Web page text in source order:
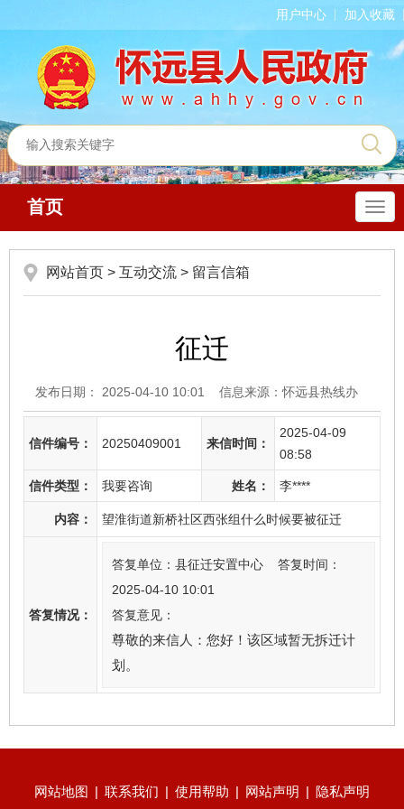
用户中心 加入收藏
导
航
首页
网站首页 > 互动交流 > 留言信箱
征迁
发布日期： 2025-04-10 10:01 信息来源：怀远县热线办
信件编号： 20250409001 来信时间：
2025-04-09
08:58
信件类型： 我要咨询 姓名： 李****
内容： 望淮街道新桥社区西张组什么时候要被征迁
答复情况：
答复单位：县征迁安置中心 答复时间：
2025-04-10 10:01
答复意见：
尊敬的来信人：您好！该区域暂无拆迁计
划。
网站地图 | 联系我们 | 使用帮助 | 网站声明 | 隐私声明